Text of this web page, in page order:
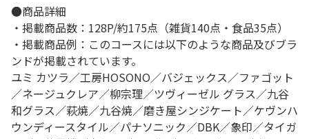
●商品詳細
・掲載商品数：128P/約175点（雑貨140点・食品35点）
・掲載商品例：このコースには以下のような商品及びブラ
ンドが掲載されています。
ユミ カツラ／工房HOSONO／バジェックス／ファゴット
／ネージュクレア／柳宗理／ツヴィーゼル グラス／九谷
和グラス／萩焼／九谷焼／磨き屋シンジケート／ケヴンハ
ウンディースタイル／パナソニック／DBK／象印／タイガ